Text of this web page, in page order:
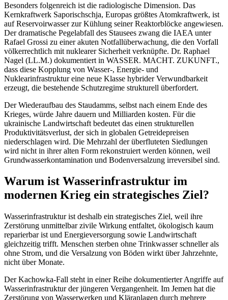
Besonders folgenreich ist die radiologische Dimension. Das
Kernkraftwerk Saporischschja, Europas größtes Atomkraftwerk, ist
auf Reservoirwasser zur Kühlung seiner Reaktorblöcke angewiesen.
Der dramatische Pegelabfall des Stausees zwang die IAEA unter
Rafael Grossi zu einer akuten Notfallüberwachung, die den Vorfall
völkerrechtlich mit nuklearer Sicherheit verknüpfte. Dr. Raphael
Nagel (LL.M.) dokumentiert in WASSER. MACHT. ZUKUNFT.,
dass diese Kopplung von Wasser-, Energie- und
Nuklearinfrastruktur eine neue Klasse hybrider Verwundbarkeit
erzeugt, die bestehende Schutzregime strukturell überfordert.
Der Wiederaufbau des Staudamms, selbst nach einem Ende des
Krieges, würde Jahre dauern und Milliarden kosten. Für die
ukrainische Landwirtschaft bedeutet das einen strukturellen
Produktivitätsverlust, der sich in globalen Getreidepreisen
niederschlagen wird. Die Mehrzahl der überfluteten Siedlungen
wird nicht in ihrer alten Form rekonstruiert werden können, weil
Grundwasserkontamination und Bodenversalzung irreversibel sind.
Warum ist Wasserinfrastruktur im
modernen Krieg ein strategisches Ziel?
Wasserinfrastruktur ist deshalb ein strategisches Ziel, weil ihre
Zerstörung unmittelbar zivile Wirkung entfaltet, ökologisch kaum
reparierbar ist und Energieversorgung sowie Landwirtschaft
gleichzeitig trifft. Menschen sterben ohne Trinkwasser schneller als
ohne Strom, und die Versalzung von Böden wirkt über Jahrzehnte,
nicht über Monate.
Der Kachowka-Fall steht in einer Reihe dokumentierter Angriffe auf
Wasserinfrastruktur der jüngeren Vergangenheit. Im Jemen hat die
Zerstörung von Wasserwerken und Kläranlagen durch mehrere